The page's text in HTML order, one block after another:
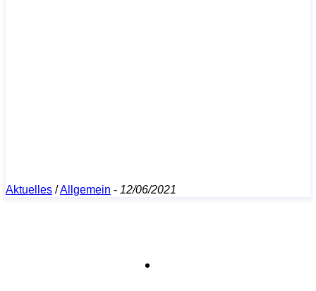
Aktuelles /Allgemein - 12/06/2021